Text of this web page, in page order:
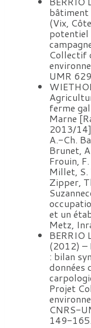
bâtiment
(Vix,
potentiel
Collectif
UMR
ferme
Marne
2013/
A.-Ch.
Brunet,
Frouin,
Millet, S.
Zipper,
et un
Metz,
BERRIO
(2012) –
: bilan
données
Projet
CNRS-
149-165.